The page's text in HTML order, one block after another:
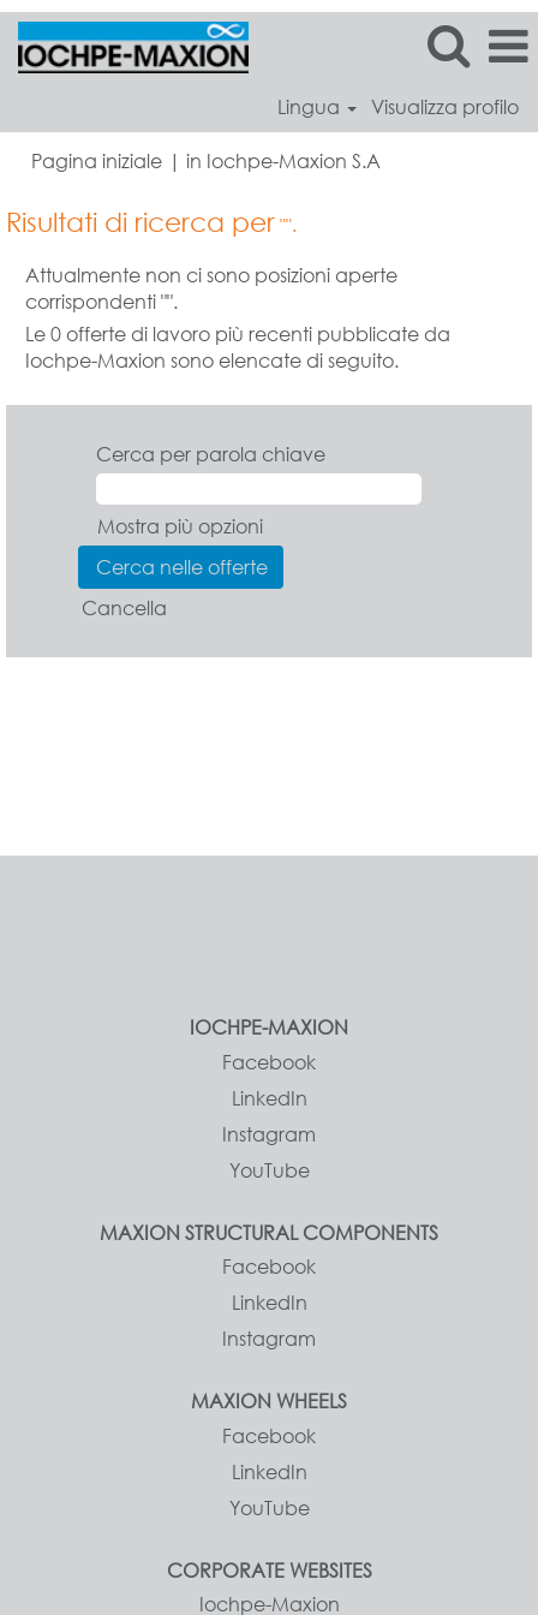
Lingua Visualizza profilo
Pagina iniziale | in Iochpe-Maxion S.A
Risultati di ricerca per "".
Attualmente non ci sono posizioni aperte
corrispondenti "".
Le 0 offerte di lavoro più recenti pubblicate da
Iochpe-Maxion sono elencate di seguito.
Cerca per parola chiave
Mostra più opzioni
Cancella
IOCHPE-MAXION
Facebook
LinkedIn
Instagram
YouTube
MAXION STRUCTURAL COMPONENTS
Facebook
LinkedIn
Instagram
MAXION WHEELS
Facebook
LinkedIn
YouTube
CORPORATE WEBSITES
Iochpe-Maxion